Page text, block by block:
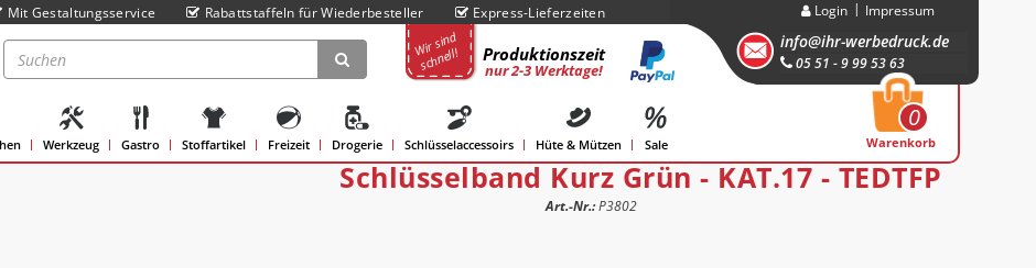
Mit Gestaltungsservice Rabattstaffeln für Wiederbesteller Express-Lieferzeiten Login Impressum
info@ihr-werbedruck.de
05 51 - 9 99 53 63
0
Warenkorb
Wir sind
schnell! Produktionszeit
nur 2-3 Werktage!
Werkzeug Gastro Stoffartikel Freizeit Drogerie Schlüsselaccessoirs Hüte & Mützen Sale
Schlüsselband Kurz Grün - KAT.17 - TEDTFP
Art.-Nr.:P3802